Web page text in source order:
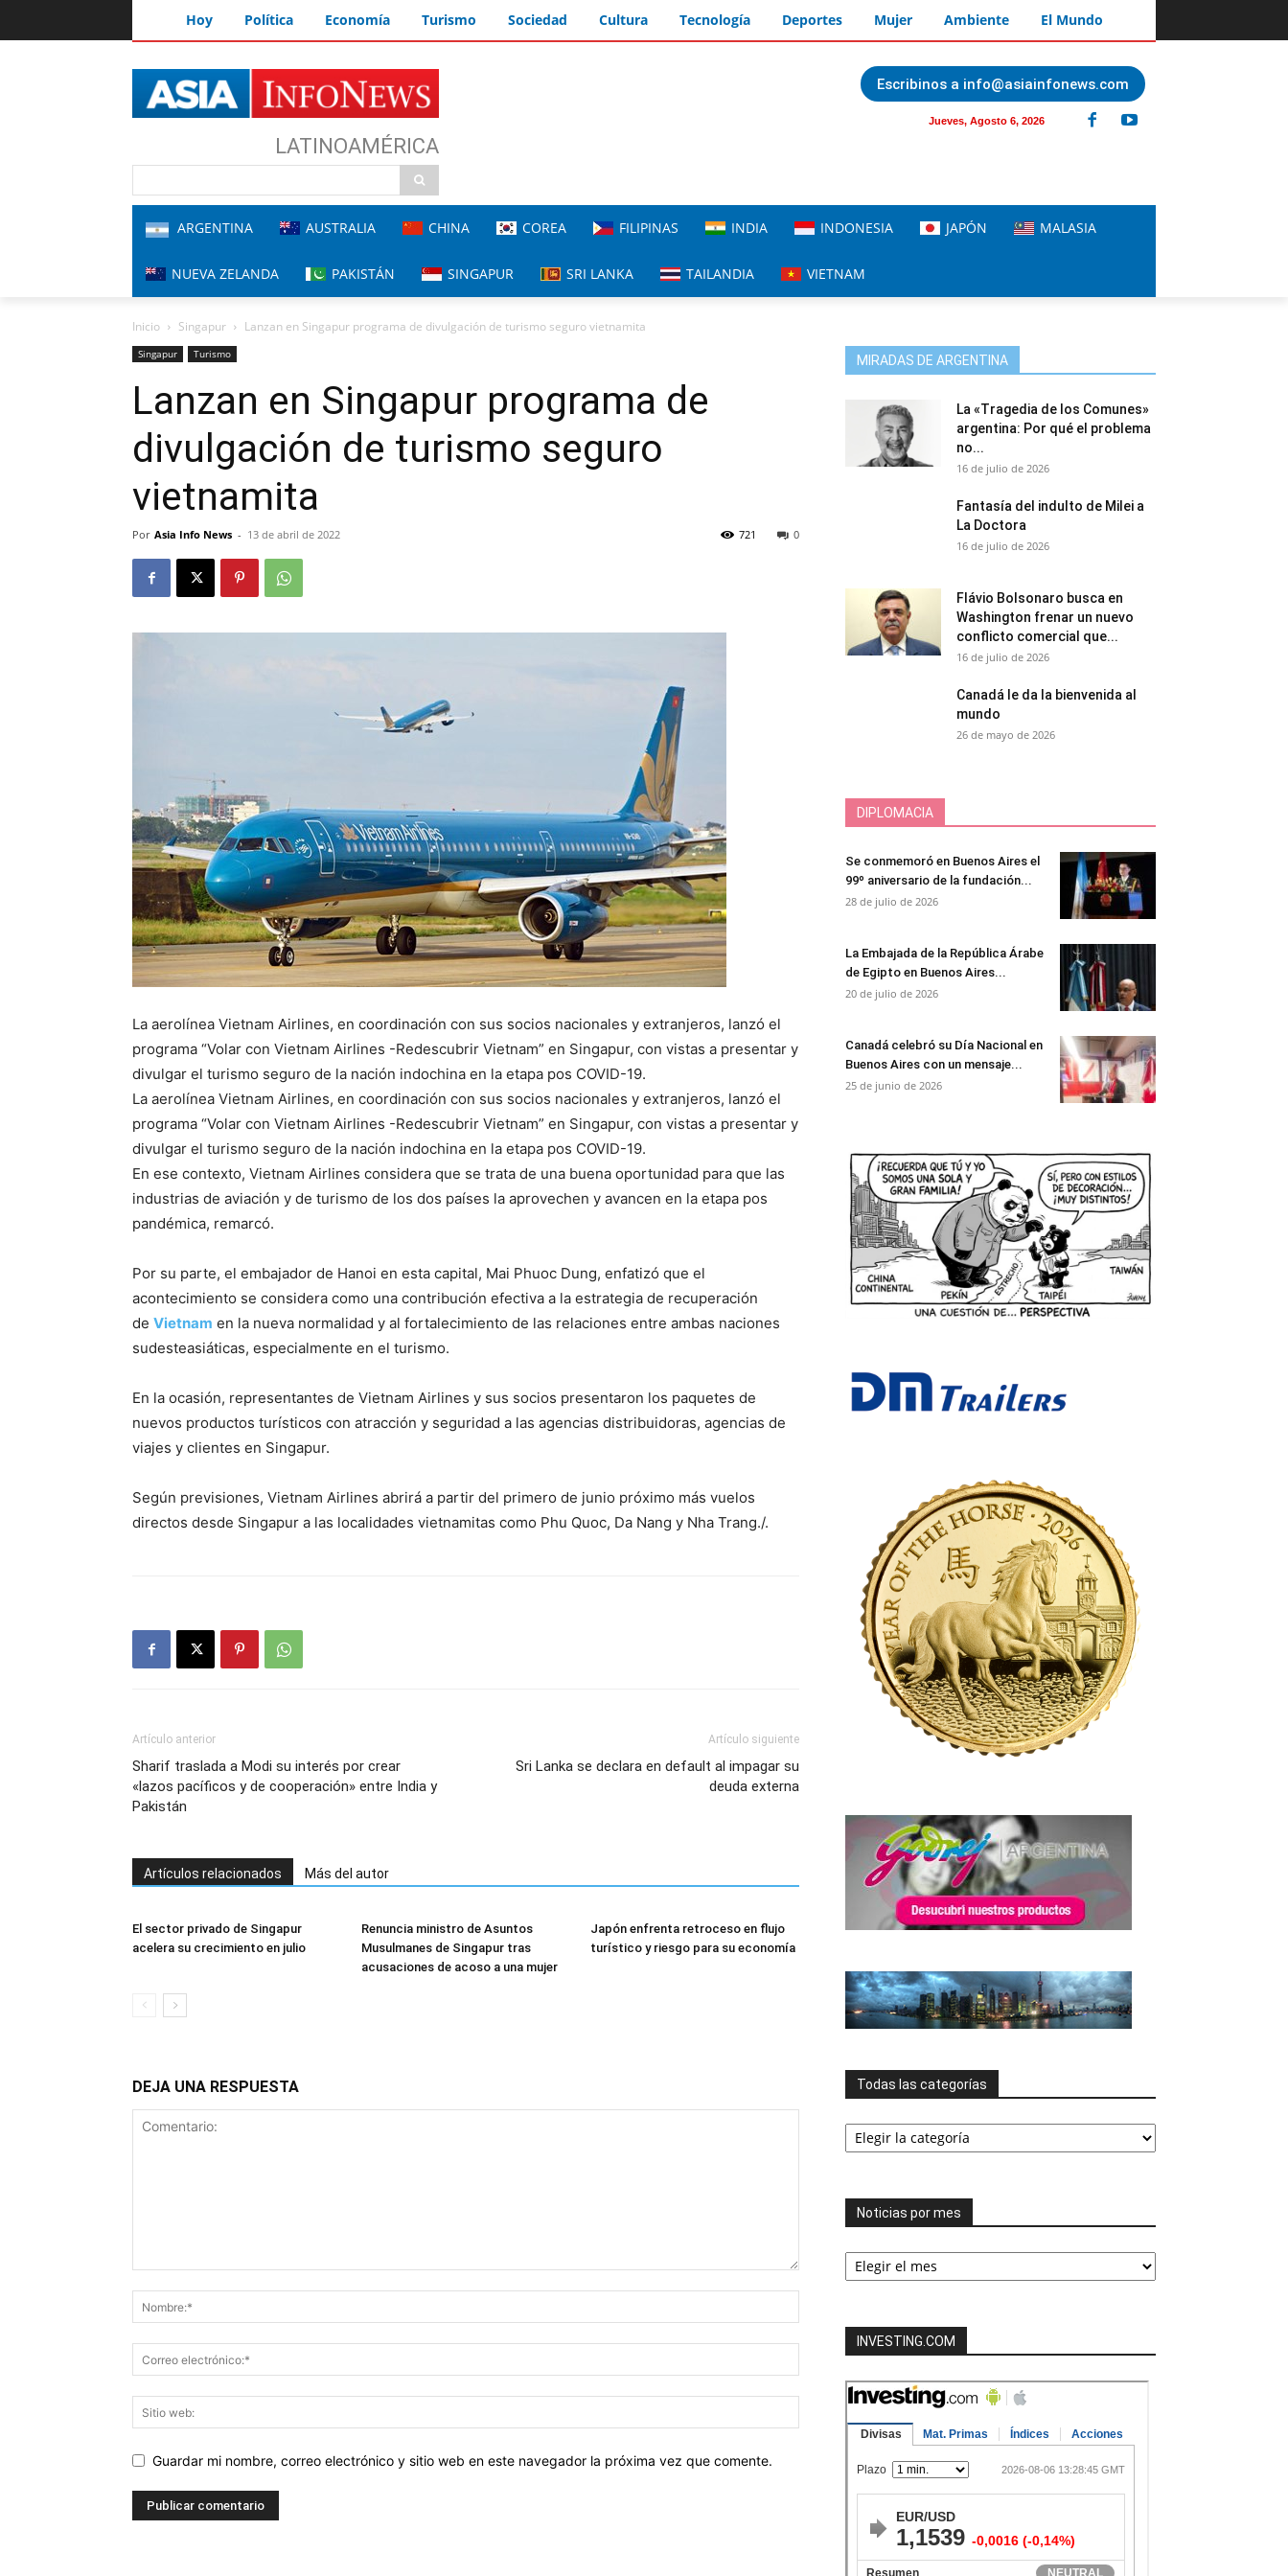
Hoy Política Economía Turismo Sociedad Cultura Tecnología Deportes Mujer Ambiente El Mundo
Escribinos a info@asiainfonews.com
Jueves, Agosto 6, 2026
LATINOAMÉRICA
ARGENTINA AUSTRALIA CHINA COREA FILIPINAS INDIA INDONESIA JAPÓN MALASIA
NUEVA ZELANDA PAKISTÁN SINGAPUR SRI LANKA TAILANDIA VIETNAM
Inicio Singapur Lanzan en Singapur programa de divulgación de turismo seguro vietnamita
Singapur Turismo
Lanzan en Singapur programa de
divulgación de turismo seguro
vietnamita
Por Asia Info News - 13 de abril de 2022 0
721
La aerolínea Vietnam Airlines, en coordinación con sus socios nacionales y extranjeros, lanzó el
programa “Volar con Vietnam Airlines -Redescubrir Vietnam” en Singapur, con vistas a presentar y
divulgar el turismo seguro de la nación indochina en la etapa pos COVID-19.
La aerolínea Vietnam Airlines, en coordinación con sus socios nacionales y extranjeros, lanzó el
programa “Volar con Vietnam Airlines -Redescubrir Vietnam” en Singapur, con vistas a presentar y
divulgar el turismo seguro de la nación indochina en la etapa pos COVID-19.
En ese contexto, Vietnam Airlines considera que se trata de una buena oportunidad para que las
industrias de aviación y de turismo de los dos países la aprovechen y avancen en la etapa pos
pandémica, remarcó.
Por su parte, el embajador de Hanoi en esta capital, Mai Phuoc Dung, enfatizó que el
acontecimiento se considera como una contribución efectiva a la estrategia de recuperación
de Vietnam en la nueva normalidad y al fortalecimiento de las relaciones entre ambas naciones
sudesteasiáticas, especialmente en el turismo.
En la ocasión, representantes de Vietnam Airlines y sus socios presentaron los paquetes de
nuevos productos turísticos con atracción y seguridad a las agencias distribuidoras, agencias de
viajes y clientes en Singapur.
Según previsiones, Vietnam Airlines abrirá a partir del primero de junio próximo más vuelos
directos desde Singapur a las localidades vietnamitas como Phu Quoc, Da Nang y Nha Trang./.
Artículo anterior
Sharif traslada a Modi su interés por crear
«lazos pacíficos y de cooperación» entre India y
Pakistán
Artículo siguiente
Sri Lanka se declara en default al impagar su
deuda externa
Artículos relacionados Más del autor
El sector privado de Singapur
acelera su crecimiento en julio
Renuncia ministro de Asuntos
Musulmanes de Singapur tras
acusaciones de acoso a una mujer
Japón enfrenta retroceso en flujo
turístico y riesgo para su economía
DEJA UNA RESPUESTA
Guardar mi nombre, correo electrónico y sitio web en este navegador la próxima vez que comente.
MIRADAS DE ARGENTINA
La «Tragedia de los Comunes»
argentina: Por qué el problema
no...
16 de julio de 2026
Fantasía del indulto de Milei a
La Doctora
16 de julio de 2026
Flávio Bolsonaro busca en
Washington frenar un nuevo
conflicto comercial que...
16 de julio de 2026
Canadá le da la bienvenida al
mundo
26 de mayo de 2026
DIPLOMACIA
Se conmemoró en Buenos Aires el
99º aniversario de la fundación...
28 de julio de 2026
La Embajada de la República Árabe
de Egipto en Buenos Aires...
20 de julio de 2026
Canadá celebró su Día Nacional en
Buenos Aires con un mensaje...
25 de junio de 2026
Todas las categorías
Todas
las
Noticias por mes
Noticias
por
INVESTING.COM